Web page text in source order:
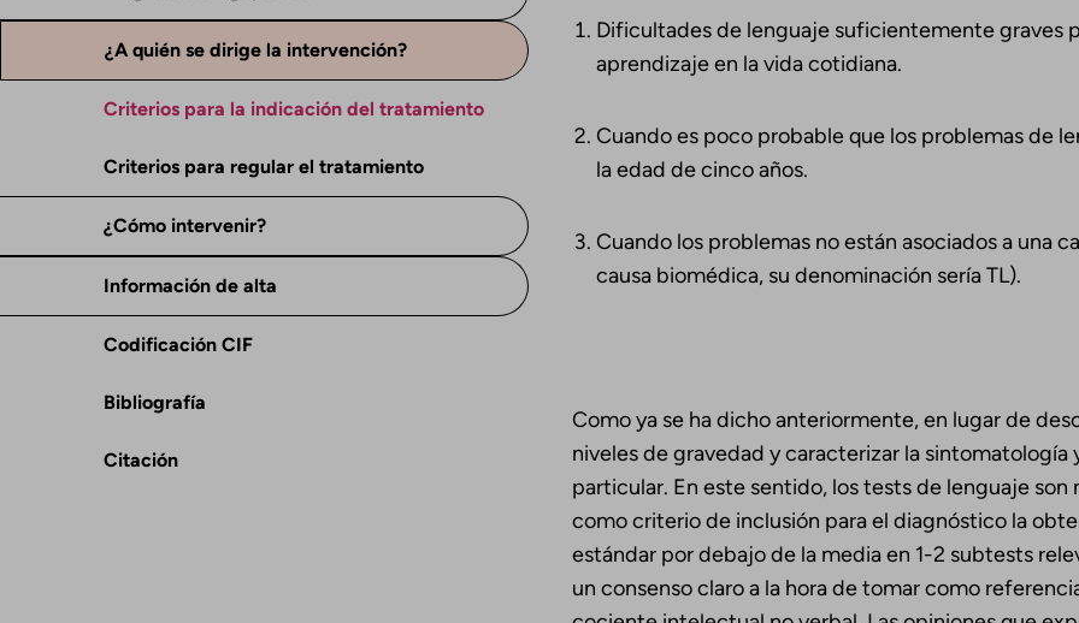
¿A quién se dirige la intervención?
Criterios para la indicación del tratamiento
Criterios para regular el tratamiento
¿Cómo intervenir?
Información de alta
Codificación CIF
Bibliografía
Citación
Dificultades de lenguaje suficientemente graves
aprendizaje en la vida cotidiana.
Cuando es poco probable que los problemas de
la edad de cinco años.
Cuando los problemas no están asociados a una
causa biomédica, su denominación sería TL).
Como ya se ha dicho anteriormente, en lugar de
niveles de gravedad y caracterizar la
particular. En este sentido, los tests de lenguaje
como criterio de inclusión para el diagnóstico la
estándar por debajo de la media en 1-2 subtests
un consenso claro a la hora de tomar como